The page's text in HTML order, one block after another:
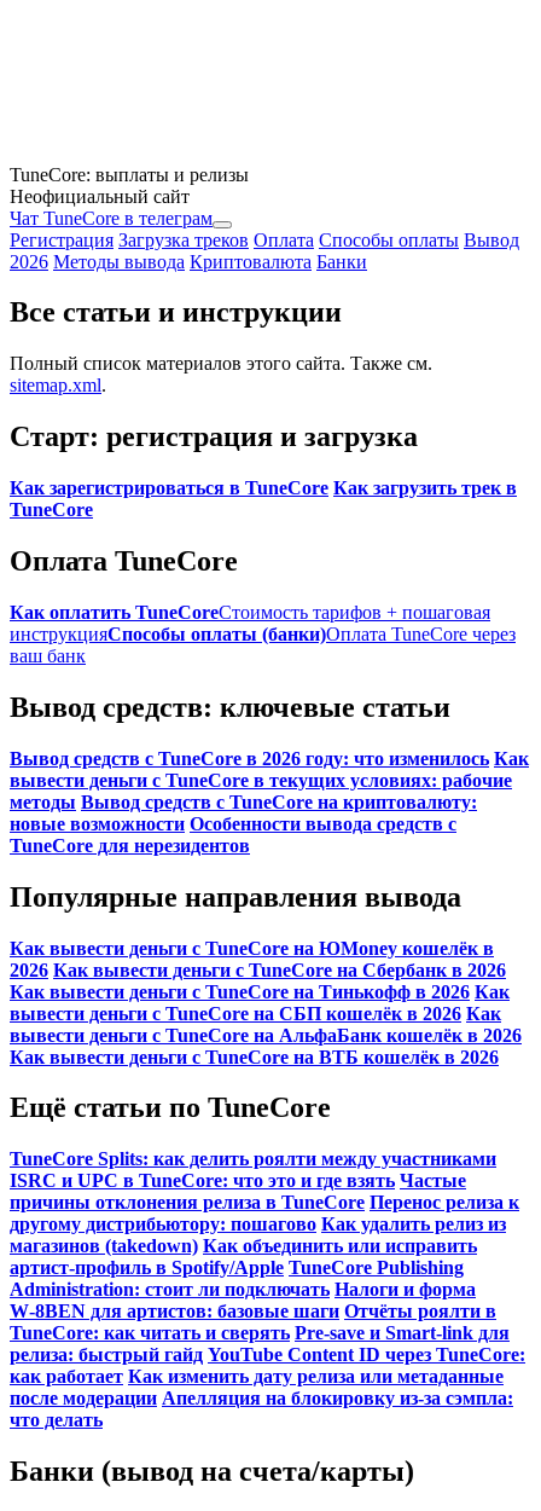
TuneCore: выплаты и релизы
Неофициальный сайт
Чат TuneCore в телеграм
Регистрация Загрузка треков Оплата Способы оплаты Вывод
2026 Методы вывода Криптовалюта Банки
Все статьи и инструкции
Полный список материалов этого сайта. Также см.
sitemap.xml.
Старт: регистрация и загрузка
Как зарегистрироваться в TuneCore Как загрузить трек в
TuneCore
Оплата TuneCore
Как оплатить TuneCoreСтоимость тарифов + пошаговая
инструкцияСпособы оплаты (банки)Оплата TuneCore через
ваш банк
Вывод средств: ключевые статьи
Вывод средств с TuneCore в 2026 году: что изменилось Как
вывести деньги с TuneCore в текущих условиях: рабочие
методы Вывод средств с TuneCore на криптовалюту:
новые возможности Особенности вывода средств с
TuneCore для нерезидентов
Популярные направления вывода
Как вывести деньги с TuneCore на ЮMoney кошелёк в
2026 Как вывести деньги с TuneCore на Сбербанк в 2026
Как вывести деньги с TuneCore на Тинькофф в 2026 Как
вывести деньги с TuneCore на СБП кошелёк в 2026 Как
вывести деньги с TuneCore на АльфаБанк кошелёк в 2026
Как вывести деньги с TuneCore на ВТБ кошелёк в 2026
Ещё статьи по TuneCore
TuneCore Splits: как делить роялти между участниками
ISRC и UPC в TuneCore: что это и где взять Частые
причины отклонения релиза в TuneCore Перенос релиза к
другому дистрибьютору: пошагово Как удалить релиз из
магазинов (takedown) Как объединить или исправить
артист‑профиль в Spotify/Apple TuneCore Publishing
Administration: стоит ли подключать Налоги и форма
W‑8BEN для артистов: базовые шаги Отчёты роялти в
TuneCore: как читать и сверять Pre‑save и Smart‑link для
релиза: быстрый гайд YouTube Content ID через TuneCore:
как работает Как изменить дату релиза или метаданные
после модерации Апелляция на блокировку из‑за сэмпла:
что делать
Банки (вывод на счета/карты)